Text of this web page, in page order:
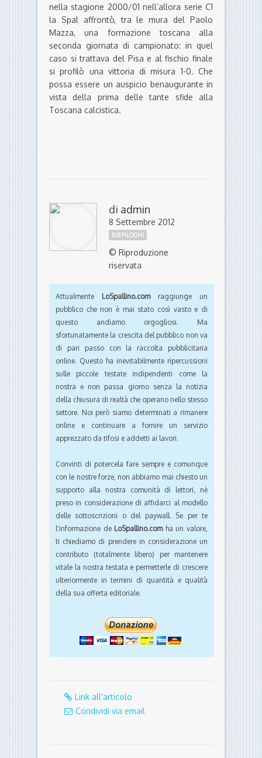
nella stagione 2000/01 nell’allora serie C1
la Spal affrontò, tra le mura del Paolo
Mazza, una formazione toscana alla
seconda giornata di campionato: in quel
caso si trattava del Pisa e al fischio finale
si profilò una vittoria di misura 1-0. Che
possa essere un auspicio benaugurante in
vista della prima delle tante sfide alla
Toscana calcistica.
di admin
8 Settembre 2012
RIEPILOGHI
© Riproduzione
riservata
Attualmente LoSpallino.comraggiunge un
pubblico che non è mai stato così vasto e di
questo andiamo orgogliosi. Ma
sfortunatamente la crescita del pubblico non va
di pari passo con la raccolta pubblicitaria
online. Questo ha inevitabilmente ripercussioni
sulle piccole testate indipendenti come la
nostra e non passa giorno senza la notizia
della chiusura di realtà che operano nello stesso
settore. Noi però siamo determinati a rimanere
online e continuare a fornire un servizio
apprezzato da tifosi e addetti ai lavori.
Convinti di potercela fare sempre e comunque
con le nostre forze, non abbiamo mai chiesto un
supporto alla nostra comunità di lettori, nè
preso in considerazione di affidarci al modello
delle sottoscrizioni o del paywall. Se per te
l'informazione de LoSpallino.comha un valore,
ti chiediamo di prendere in considerazione un
contributo (totalmente libero) per mantenere
vitale la nostra testata e permetterle di crescere
ulteriormente in termini di quantità e qualità
della sua offerta editoriale.
Link all'articolo
Condividi via email